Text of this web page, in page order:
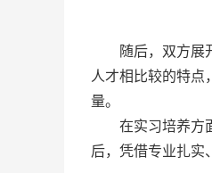
随后，双方展
人才相比较的特点
量。
在实习培养方
后，凭借专业扎实